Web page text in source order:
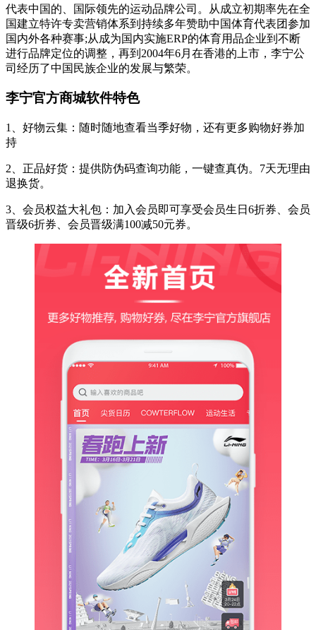
代表中国的、国际领先的运动品牌公司。从成立初期率先在全
国建立特许专卖营销体系到持续多年赞助中国体育代表团参加
国内外各种赛事;从成为国内实施ERP的体育用品企业到不断
进行品牌定位的调整，再到2004年6月在香港的上市，李宁公
司经历了中国民族企业的发展与繁荣。
李宁官方商城软件特色
1、好物云集：随时随地查看当季好物，还有更多购物好券加
持
2、正品好货：提供防伪码查询功能，一键查真伪。7天无理由
退换货。
3、会员权益大礼包：加入会员即可享受会员生日6折券、会员
晋级6折券、会员晋级满100减50元券。